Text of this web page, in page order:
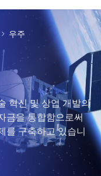
우주
혁신 및 상업 개발의
금을 통합함으로써
를 구축하고 있습니